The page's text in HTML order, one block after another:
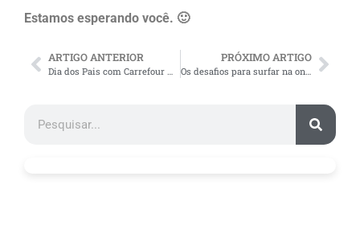
Estamos esperando você. 🙂
ARTIGO ANTERIOR
Dia dos Pais com Carrefour Marketplace
PRÓXIMO ARTIGO
Os desafios para surfar na onda do E-commerce